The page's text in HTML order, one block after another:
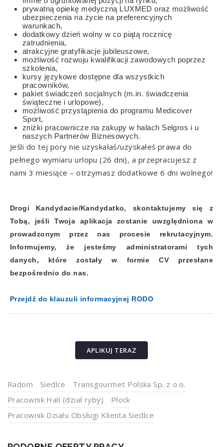
prywatną opiekę medyczną LUXMED oraz możliwość
ubezpieczenia na życie na preferencyjnych
warunkach,
dodatkowy dzień wolny w co piątą rocznicę
zatrudnienia,
atrakcyjne gratyfikacje jubileuszowe,
możliwość rozwoju kwalifikacji zawodowych poprzez
szkolenia,
kursy językowe dostępne dla wszystkich
pracowników,
pakiet świadczeń socjalnych (m.in. świadczenia
świąteczne i urlopowe),
możliwość przystąpienia do programu Medicover
Sport,
zniżki pracownicze na zakupy w halach Selgros i u
naszych Partnerów Biznesowych.
Jeśli do tej pory nie uzyskałaś/uzyskałeś prawa do
pełnego wymiaru urlopu (26 dni), a przepracujesz z
nami 3 miesiące – otrzymasz dodatkowe 6 dni wolnego!
Drogi Kandydacie/Kandydatko, skontaktujemy się z
Tobą, jeśli Twoja aplikacja zostanie uwzględniona w
prowadzonym przez nas procesie rekrutacyjnym.
Informujemy, że jesteśmy administratorami tych
danych, które zostały w formie CV przesłane
bezpośrednio do nas.
Przejdź do klauzuli informacyjnej RODO
APLIKUJ TERAZ
Radom Siedlce
Transgourmet Polska Sp. z o.o.
Pracownik Hali (dział ryby)
Płock
Pracownik Działu Obsługi Klienta Siedlce